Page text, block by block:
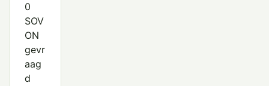
0
SOV
ON
gevr
aag
d